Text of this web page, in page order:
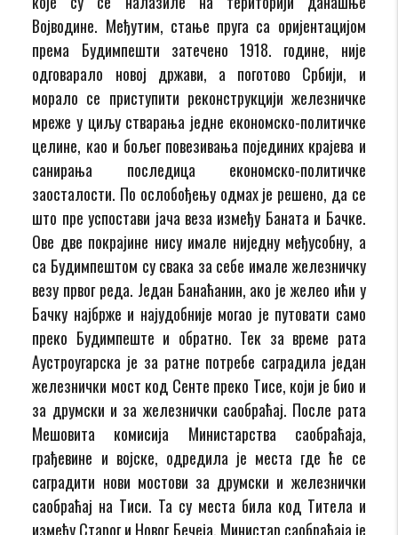
Војводине. Међутим, стање пруга са оријентацијом
према Будимпешти затечено 1918. године, није
одговарало новој држави, а поготово Србији, и
морало се приступити реконструкцији железничке
мреже у циљу стварања једне економско-политичке
целине, као и бољег повезивања појединих крајева и
санирања последица економско-политичке
заосталости. По ослобођењу одмах је решено, да се
што пре успостави јача веза између Баната и Бачке.
Ове две покрајине нису имале ниједну међусобну, а
са Будимпештом су свака за себе имале железничку
везу првог реда. Један Банаћанин, ако је желео ићи у
Бачку најбрже и најудобније могао је путовати само
преко Будимпеште и обратно. Тек за време рата
Аустроугарска је за ратне потребе саградила један
железнички мост код Сенте преко Тисе, који је био и
за друмски и за железнички саобраћај. После рата
Мешовита комисија Министарства саобраћаја,
грађевине и војске, одредила је места где ће се
саградити нови мостови за друмски и железнички
саобраћај на Тиси. Та су места била код Титела и
између Старог и Новог Бечеја. Министар саобраћаја је